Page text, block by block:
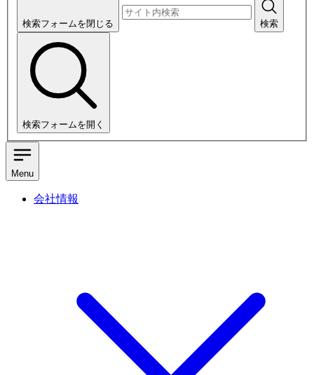
検索フォームを閉じる 検索
検索フォームを開く
Menu
会社情報